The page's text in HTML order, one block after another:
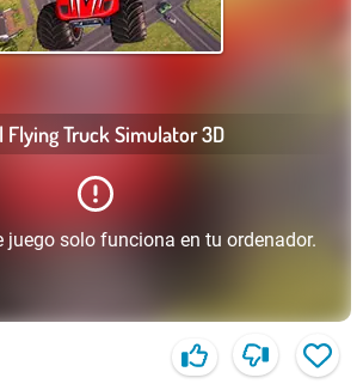
Flying Truck Simulator 3D
juego solo funciona en tu ordenador.